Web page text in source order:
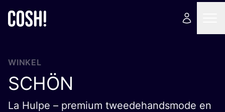
WINKEL
SCHÖN
La Hulpe – premium tweedehandsmode en